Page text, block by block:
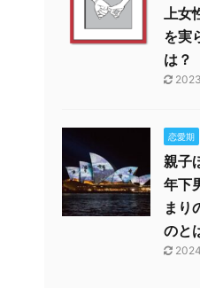
上女
を実
は？
恋愛期
親子
年下
まり
のと